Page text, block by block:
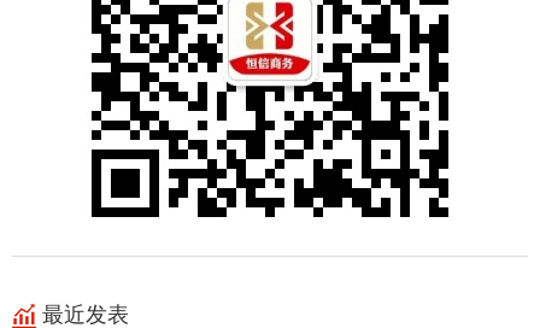
最近发表